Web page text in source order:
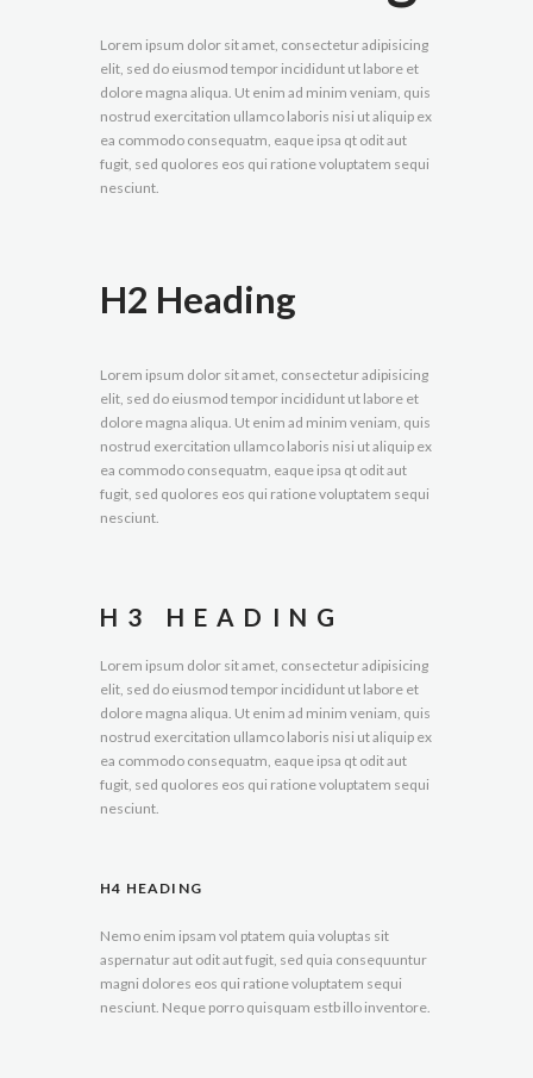
BUTTON
SMALL
Lorem ipsum dolor sit amet, consectetur adipisicing
elit, sed do eiusmod tempor incididunt ut labore et
dolore magna aliqua. Ut enim ad minim veniam, quis
nostrud exercitation ullamco laboris nisi ut aliquip ex
ea commodo consequatm, eaque ipsa qt odit aut
fugit, sed quolores eos qui ratione voluptatem sequi
nesciunt.
H2 Heading
Lorem ipsum dolor sit amet, consectetur adipisicing
elit, sed do eiusmod tempor incididunt ut labore et
dolore magna aliqua. Ut enim ad minim veniam, quis
nostrud exercitation ullamco laboris nisi ut aliquip ex
ea commodo consequatm, eaque ipsa qt odit aut
fugit, sed quolores eos qui ratione voluptatem sequi
nesciunt.
H3 HEADING
Lorem ipsum dolor sit amet, consectetur adipisicing
elit, sed do eiusmod tempor incididunt ut labore et
dolore magna aliqua. Ut enim ad minim veniam, quis
nostrud exercitation ullamco laboris nisi ut aliquip ex
ea commodo consequatm, eaque ipsa qt odit aut
fugit, sed quolores eos qui ratione voluptatem sequi
nesciunt.
H4 HEADING
Nemo enim ipsam vol ptatem quia voluptas sit
aspernatur aut odit aut fugit, sed quia consequuntur
magni dolores eos qui ratione voluptatem sequi
nesciunt. Neque porro quisquam estb illo inventore.